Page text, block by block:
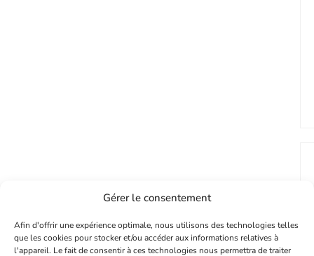
Gérer le consentement
Afin d'offrir une expérience optimale, nous utilisons des technologies telles
que les cookies pour stocker et/ou accéder aux informations relatives à
l'appareil. Le fait de consentir à ces technologies nous permettra de traiter